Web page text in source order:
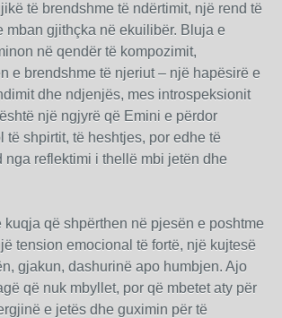
të brendshme të ndërtimit, një rend të
mban gjithçka në ekuilibër. Bluja e
në qendër të kompozimit,
e brendshme të njeriut – një hapësirë e
dhe ndjenjës, mes introspeksionit
një ngjyrë që Emini e përdor
të shpirtit, të heshtjes, por edhe të
nga reflektimi i thellë mbi jetën dhe
kuqja që shpërthen në pjesën e poshtme
tension emocional të fortë, një kujtesë
gjakun, dashurinë apo humbjen. Ajo
që nuk mbyllet, por që mbetet aty për
e jetës dhe guximin për të